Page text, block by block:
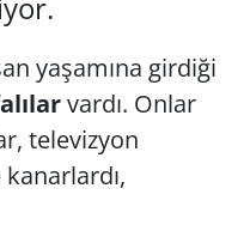
yaşamına girdiği
vardı. Onlar
televizyon